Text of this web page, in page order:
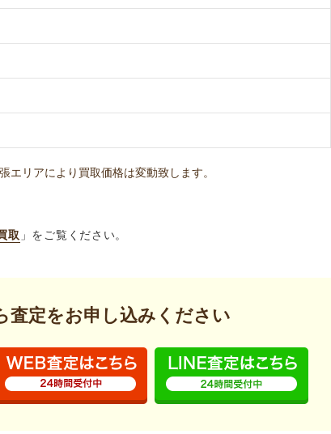
エリアにより買取価格は変動致します。
取 」をご覧ください。
査定をお申し込みください